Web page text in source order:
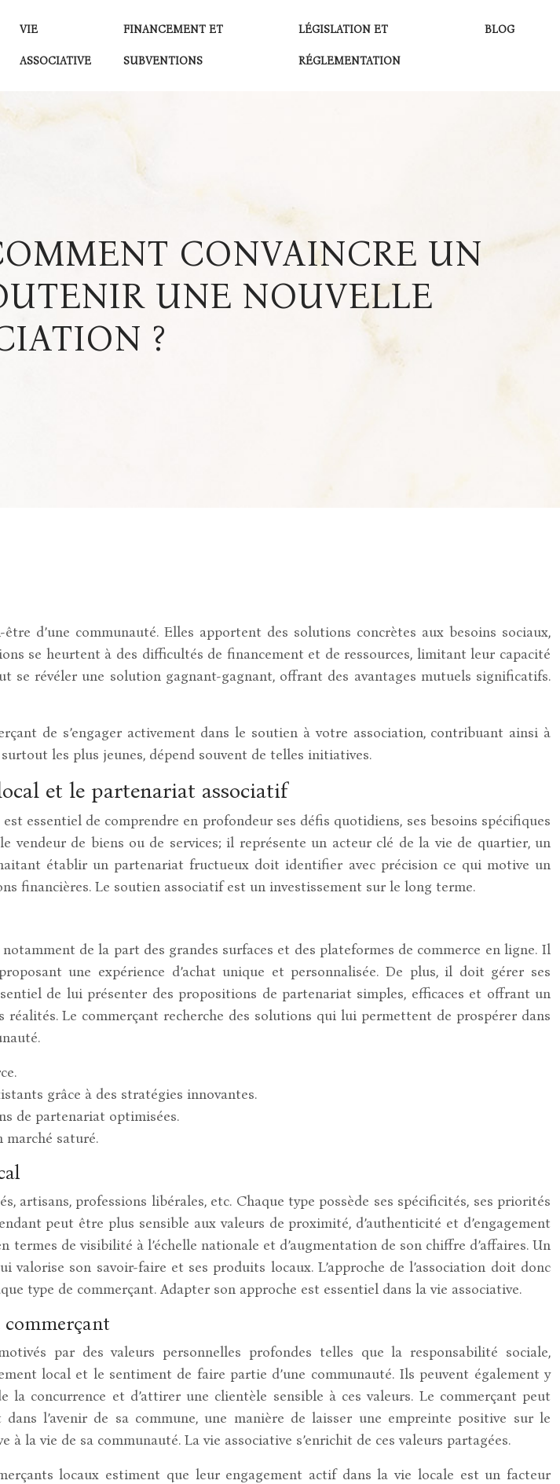
VIE
ASSOCIATIVE
FINANCEMENT ET
SUBVENTIONS
LÉGISLATION ET
RÉGLEMENTATION
BLOG
CONVAINCRE UN
UNE NOUVELLE
?
d’une communauté. Elles apportent des solutions concrètes aux besoins sociaux,
se heurtent à des difficultés de financement et de ressources, limitant leur capacité
se révéler une solution gagnant-gagnant, offrant des avantages mutuels significatifs.
de s’engager activement dans le soutien à votre association, contribuant ainsi à
les plus jeunes, dépend souvent de telles initiatives.
et le partenariat associatif
essentiel de comprendre en profondeur ses défis quotidiens, ses besoins spécifiques
vendeur de biens ou de services; il représente un acteur clé de la vie de quartier, un
établir un partenariat fructueux doit identifier avec précision ce qui motive un
financières. Le soutien associatif est un investissement sur le long terme.
de la part des grandes surfaces et des plateformes de commerce en ligne. Il
une expérience d’achat unique et personnalisée. De plus, il doit gérer ses
de lui présenter des propositions de partenariat simples, efficaces et offrant un
Le commerçant recherche des solutions qui lui permettent de prospérer dans
grâce à des stratégies innovantes.
de partenariat optimisées.
marché saturé.
artisans, professions libérales, etc. Chaque type possède ses spécificités, ses priorités
peut être plus sensible aux valeurs de proximité, d’authenticité et d’engagement
de visibilité à l’échelle nationale et d’augmentation de son chiffre d’affaires. Un
son savoir-faire et ses produits locaux. L’approche de l’association doit donc
type de commerçant. Adapter son approche est essentiel dans la vie associative.
commerçant
par des valeurs personnelles profondes telles que la responsabilité sociale,
local et le sentiment de faire partie d’une communauté. Ils peuvent également y
concurrence et d’attirer une clientèle sensible à ces valeurs. Le commerçant peut
l’avenir de sa commune, une manière de laisser une empreinte positive sur le
vie de sa communauté. La vie associative s’enrichit de ces valeurs partagées.
locaux estiment que leur engagement actif dans la vie locale est un facteur